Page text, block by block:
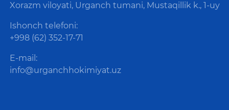
Xorazm viloyati, Urganch tumani, Mustaqillik k., 1-uy
Ishonch telefoni:
+998 (62) 352-17-71
E-mail:
info@urganchhokimiyat.uz